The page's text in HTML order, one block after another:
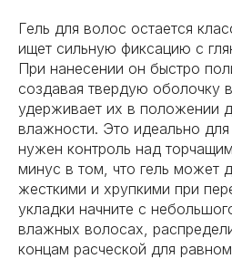
Гель для волос остается
ищет сильную фиксацию с
При нанесении он быстро
создавая твердую оболочку
удерживает их в положении
влажности. Это идеально для
нужен контроль над
минус в том, что гель может
жесткими и хрупкими при
укладки начните с
влажных волосах,
концам расческой для